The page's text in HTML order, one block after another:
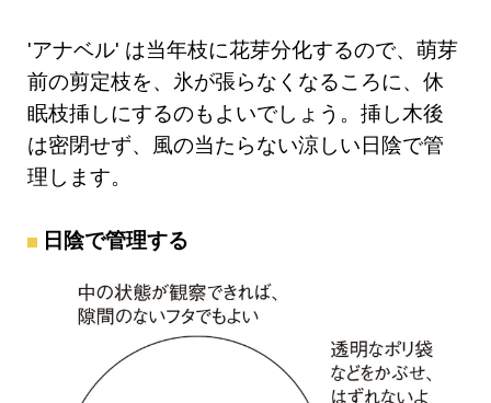
'アナベル' は当年枝に花芽分化するので、萌芽
前の剪定枝を、氷が張らなくなるころに、休
眠枝挿しにするのもよいでしょう。挿し木後
は密閉せず、風の当たらない涼しい日陰で管
理します。
日陰で管理する